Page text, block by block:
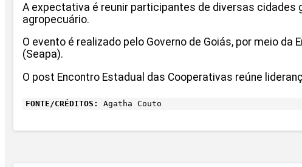
A expectativa é reunir participantes de diversas
agropecuário.
O evento é realizado pelo Governo de Goiás, por meio
(Seapa).
O post Encontro Estadual das Cooperativas reúne
FONTE/CRÉDITOS: Agatha Couto